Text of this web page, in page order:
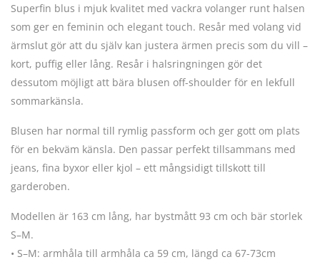
Superfin blus i mjuk kvalitet med vackra volanger runt halsen
som ger en feminin och elegant touch. Resår med volang vid
ärmslut gör att du själv kan justera ärmen precis som du vill –
kort, puffig eller lång. Resår i halsringningen gör det
dessutom möjligt att bära blusen off-shoulder för en lekfull
sommarkänsla.
Blusen har normal till rymlig passform och ger gott om plats
för en bekväm känsla. Den passar perfekt tillsammans med
jeans, fina byxor eller kjol – ett mångsidigt tillskott till
garderoben.
Modellen är 163 cm lång, har bystmått 93 cm och bär storlek
S–M.
• S–M: armhåla till armhåla ca 59 cm, längd ca 67-73cm